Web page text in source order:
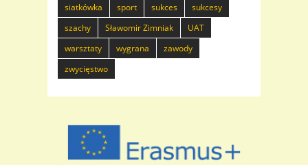
siatkówka
sport sukces
sukcesy
szachy
Sławomir Zimniak
UAT
warsztaty
wygrana
zawody
zwycięstwo